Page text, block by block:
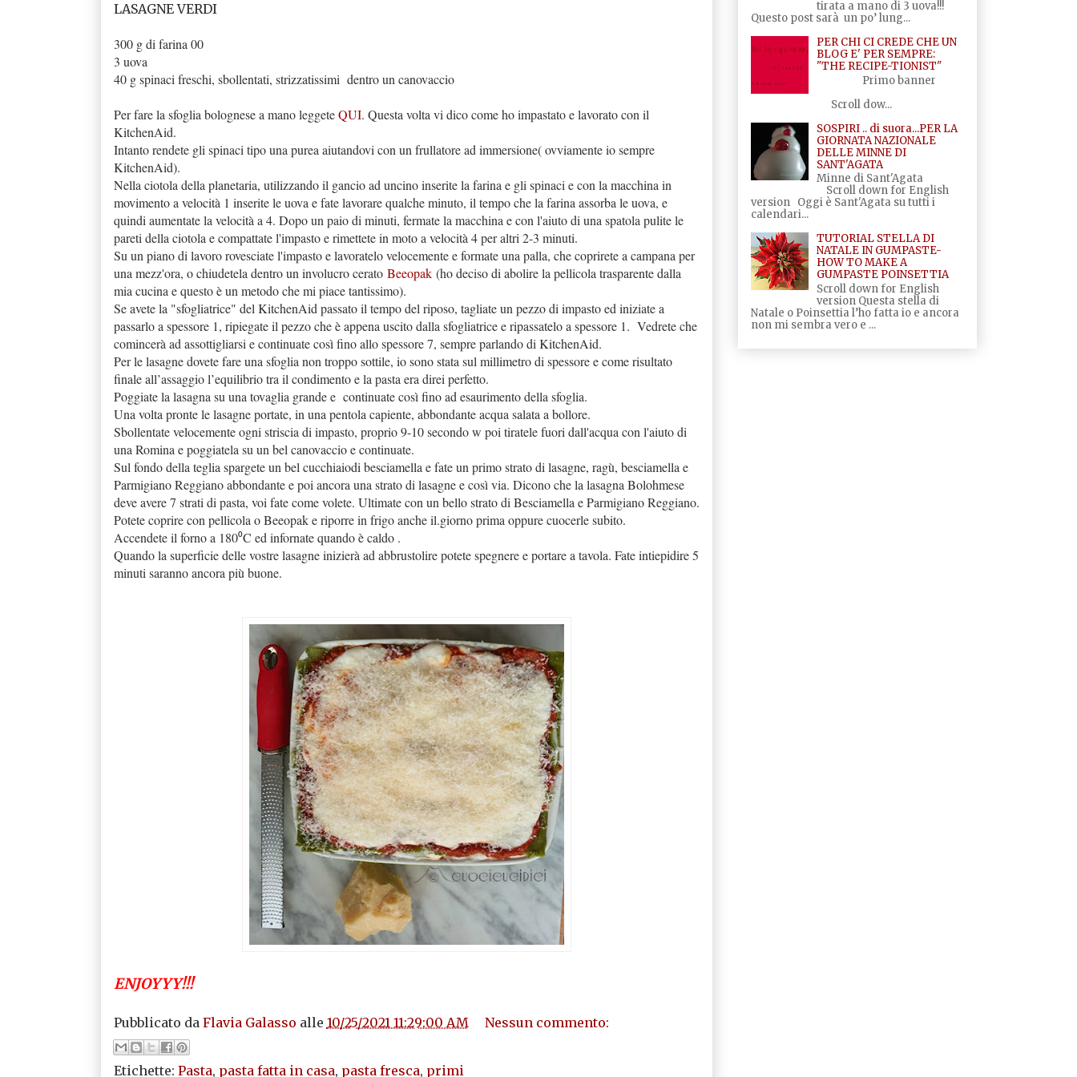
LASAGNE VERDI
300 g di farina 00
3 uova
40 g spinaci freschi, sbollentati, strizzatissimi dentro un canovaccio
Per fare la sfoglia bolognese a mano leggeteQUI. Questa volta vi dico come ho impastato e lavorato con il
KitchenAid.
Intanto rendete gli spinaci tipo una purea aiutandovi con un frullatore ad immersione( ovviamente io sempre
KitchenAid).
Nella ciotola della planetaria, utilizzando il gancio ad uncino inserite la farina e gli spinaci e con la macchina in
movimento a velocità 1 inserite le uova e fate lavorare qualche minuto, il tempo che la farina assorba le uova, e
quindi aumentate la velocità a 4. Dopo un paio di minuti, fermate la macchina e con l'aiuto di una spatola pulite le
pareti della ciotola e compattate l'impasto e rimettete in moto a velocità 4 per altri 2-3 minuti.
Su un piano di lavoro rovesciate l'impasto e lavoratelo velocemente e formate una palla, che coprirete a campana per
una mezz'ora, o chiudetela dentro un involucro cerato Beeopak(ho deciso di abolire la pellicola trasparente dalla
mia cucina e questo è un metodo che mi piace tantissimo).
Se avete la "sfogliatrice" del KitchenAid passato il tempo del riposo, tagliate un pezzo di impasto ed iniziate a
passarlo a spessore 1, ripiegate il pezzo che è appena uscito dalla sfogliatrice e ripassatelo a spessore 1. Vedrete che
comincerà ad assottigliarsi e continuate così fino allo spessore 7, sempre parlando di KitchenAid.
Per le lasagne dovete fare una sfoglia non troppo sottile, io sono stata sul millimetro di spessore e come risultato
finale all’assaggio l’equilibrio tra il condimento e la pasta era direi perfetto.
Poggiate la lasagna su una tovaglia grande e continuate così fino ad esaurimento della sfoglia.
Una volta pronte le lasagne portate, in una pentola capiente, abbondante acqua salata a bollore.
Sbollentate velocemente ogni striscia di impasto, proprio 9-10 secondo w poi tiratele fuori dall'acqua con l'aiuto di
una Romina e poggiatela su un bel canovaccio e continuate.
Sul fondo della teglia spargete un bel cucchiaiodi besciamella e fate un primo strato di lasagne, ragù, besciamella e
Parmigiano Reggiano abbondante e poi ancora una strato di lasagne e così via. Dicono che la lasagna Bolohmese
deve avere 7 strati di pasta, voi fate come volete. Ultimate con un bello strato di Besciamella e Parmigiano Reggiano.
Potete coprire con pellicola o Beeopak e riporre in frigo anche il.giorno prima oppure cuocerle subito.
Accendete il forno a 180⁰C ed infornate quando è caldo .
Quando la superficie delle vostre lasagne inizierà ad abbrustolire potete spegnere e portare a tavola. Fate intiepidire 5
minuti saranno ancora più buone.
ENJOYYY!!!
Pubblicato da Flavia Galasso alle 10/25/2021 11:29:00 AM Nessun commento:
Etichette: Pasta, pasta fatta in casa, pasta fresca, primi
tirata a mano di 3 uova!!!
Questo post sarà un po’ lung...
PER CHI CI CREDE CHE UN
BLOG E' PER SEMPRE:
"THE RECIPE-TIONIST"
Primo banner
Scroll dow...
SOSPIRI .. di suora...PER LA
GIORNATA NAZIONALE
DELLE MINNE DI
SANT'AGATA
Minne di Sant'Agata
Scroll down for English
version Oggi è Sant'Agata su tutti i
calendari...
TUTORIAL STELLA DI
NATALE IN GUMPASTE-
HOW TO MAKE A
GUMPASTE POINSETTIA
Scroll down for English
version Questa stella di
Natale o Poinsettia l’ho fatta io e ancora
non mi sembra vero e ...